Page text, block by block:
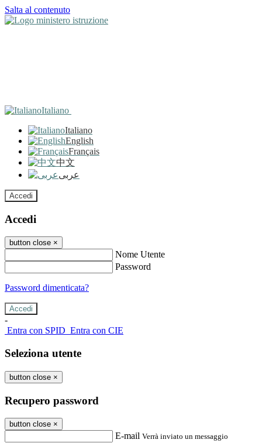
Salta al contenuto
Italiano
Italiano
English
Français
中文
عربى
Accedi
Accedi
button close ×
Nome Utente
Password
Password dimenticata?
-
Entra con SPID Entra con CIE
Seleziona utente
button close ×
Recupero password
button close ×
E-mail Verrà inviato un messaggio